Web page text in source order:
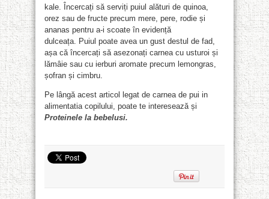
kale. Încercați să serviți puiul alături de quinoa,
orez sau de fructe precum mere, pere, rodie și
ananas pentru a-i scoate în evidență
dulceața. Puiul poate avea un gust destul de fad,
așa că încercați să asezonați carnea cu usturoi și
lămâie sau cu ierburi aromate precum lemongras,
șofran și cimbru.
Pe lângă acest articol legat de carnea de pui in
alimentatia copilului, poate te interesează și
Proteinele la bebelusi.